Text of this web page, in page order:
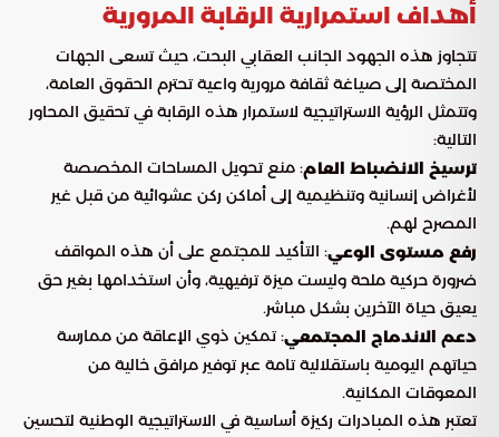
أهداف استمرارية الرقابة المرورية
تتجاوز هذه الجهود الجانب العقابي البحت، حيث تسعى الجهات
المختصة إلى صياغة ثقافة مرورية واعية تحترم الحقوق العامة،
وتتمثل الرؤية الاستراتيجية لاستمرار هذه الرقابة في تحقيق المحاور
التالية:
ترسيخ الانضباط العام: منع تحويل المساحات المخصصة
لأغراض إنسانية وتنظيمية إلى أماكن ركن عشوائية من قبل غير
المصرح لهم.
رفع مستوى الوعي: التأكيد للمجتمع على أن هذه المواقف
ضرورة حركية ملحة وليست ميزة ترفيهية، وأن استخدامها بغير حق
يعيق حياة الآخرين بشكل مباشر.
دعم الاندماج المجتمعي: تمكين ذوي الإعاقة من ممارسة
حياتهم اليومية باستقلالية تامة عبر توفير مرافق خالية من
المعوقات المكانية.
تعتبر هذه المبادرات ركيزة أساسية في الاستراتيجية الوطنية لتحسين